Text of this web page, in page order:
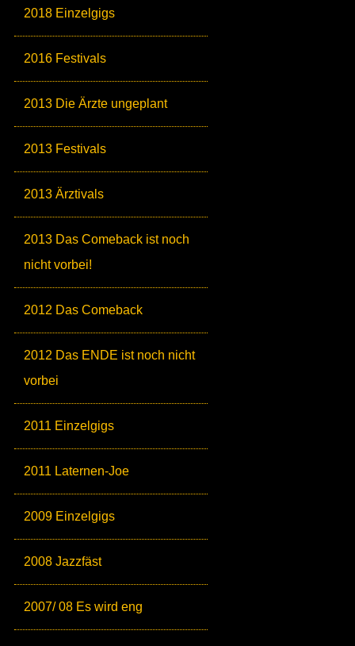
2018 Einzelgigs
2016 Festivals
2013 Die Ärzte ungeplant
2013 Festivals
2013 Ärztivals
2013 Das Comeback ist noch
nicht vorbei!
2012 Das Comeback
2012 Das ENDE ist noch nicht
vorbei
2011 Einzelgigs
2011 Laternen-Joe
2009 Einzelgigs
2008 Jazzfäst
2007/ 08 Es wird eng